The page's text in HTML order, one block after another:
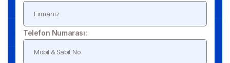
Telefon Numarası: